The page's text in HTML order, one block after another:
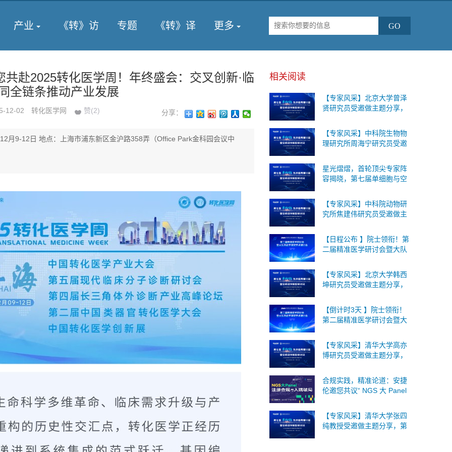
产业 《转》访 专题 《转》译 更多
共赴2025转化医学周！年终盛会：交叉创新·临
全链条推动产业发展
12-02 转化医学网 赞(2) 分享：
月9-12日 地点：上海市浦东新区金沪路358弄（Office Park金科园会议中
相关阅读
【专家风采】北京大学曾泽
贤研究员受邀做主题分享，
坛将于2026年9月18-19日在
北京召开！
【专家风采】中科院生物物
理研究所周海宁研究员受邀
与空间组学论坛将于2026年
9月18-19日在北京召开！
星光熠熠，首轮顶尖专家阵
容揭晓，第七届单细胞与空
18-19日在北京召开！
【专家风采】中科院动物研
究所焦建伟研究员受邀做主
间组学论坛将于2026年9月
18-19日在北京召开！
【日程公布 】院士领衔！第
二届精准医学研讨会暨大队
8月1日上海召开，诚邀您的
参与！
【专家风采】北京大学韩西
坤研究员受邀做主题分享，
坛将于2026年9月18-19日在
北京召开！
【倒计时3天 】院士领衔！
第二届精准医学研讨会暨大
于8月1日上海召开，诚邀您
的参与！
【专家风采】清华大学高亦
博研究员受邀做主题分享，
坛将于2026年9月18-19日在
北京召开！
合规实践，精准论道：安捷
伦邀您共议“ NGS 大 Panel
【专家风采】清华大学张四
纯教授受邀做主题分享，第